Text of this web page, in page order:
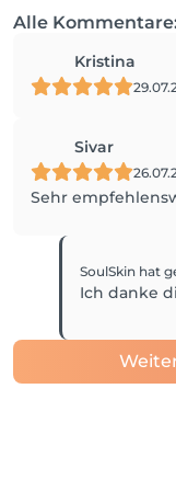
Alle
Kristina
Sivar
Sehr
SoulSkin hat
Ich danke